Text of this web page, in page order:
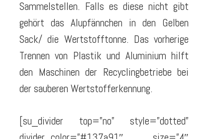
Sammelstellen. Falls es diese nicht gibt
gehört das Alupfännchen in den Gelben
Sack/ die Wertstofftonne. Das vorherige
Trennen von Plastik und Aluminium hilft
den Maschinen der Recyclingbetriebe bei
der sauberen Wertstofferkennung.
[su_divider top=”no” style=”dotted”